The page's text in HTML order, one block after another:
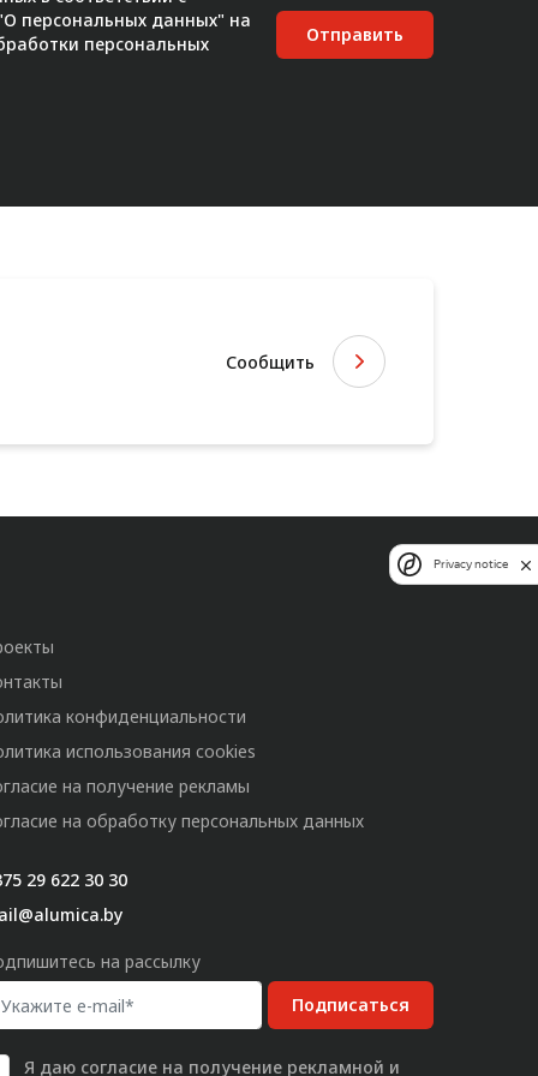
персональных данных" на
персональных
Отправить
Сообщить
конфиденциальности
использования cookies
на получение рекламы
на обработку персональных данных
29 622 30 30
на рассылку
Подписаться
Я даю согласие на получение рекламной и
Privacy notice